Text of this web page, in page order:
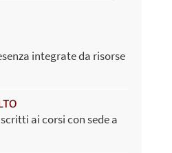
integrate da risorse
ai corsi con sede a